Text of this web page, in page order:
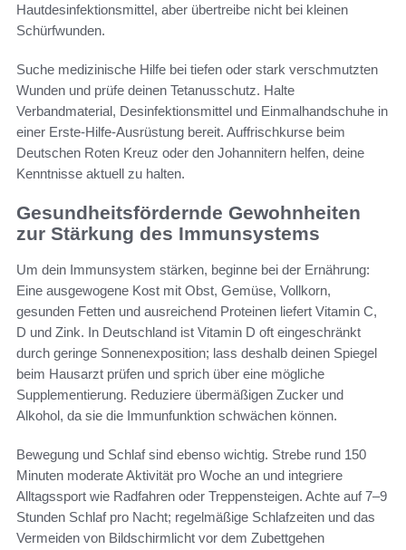
Hautdesinfektionsmittel, aber übertreibe nicht bei kleinen
Schürfwunden.
Suche medizinische Hilfe bei tiefen oder stark verschmutzten
Wunden und prüfe deinen Tetanusschutz. Halte
Verbandmaterial, Desinfektionsmittel und Einmalhandschuhe in
einer Erste-Hilfe-Ausrüstung bereit. Auffrischkurse beim
Deutschen Roten Kreuz oder den Johannitern helfen, deine
Kenntnisse aktuell zu halten.
Gesundheitsfördernde Gewohnheiten
zur Stärkung des Immunsystems
Um dein Immunsystem stärken, beginne bei der Ernährung:
Eine ausgewogene Kost mit Obst, Gemüse, Vollkorn,
gesunden Fetten und ausreichend Proteinen liefert Vitamin C,
D und Zink. In Deutschland ist Vitamin D oft eingeschränkt
durch geringe Sonnenexposition; lass deshalb deinen Spiegel
beim Hausarzt prüfen und sprich über eine mögliche
Supplementierung. Reduziere übermäßigen Zucker und
Alkohol, da sie die Immunfunktion schwächen können.
Bewegung und Schlaf sind ebenso wichtig. Strebe rund 150
Minuten moderate Aktivität pro Woche an und integriere
Alltagssport wie Radfahren oder Treppensteigen. Achte auf 7–9
Stunden Schlaf pro Nacht; regelmäßige Schlafzeiten und das
Vermeiden von Bildschirmlicht vor dem Zubettgehen